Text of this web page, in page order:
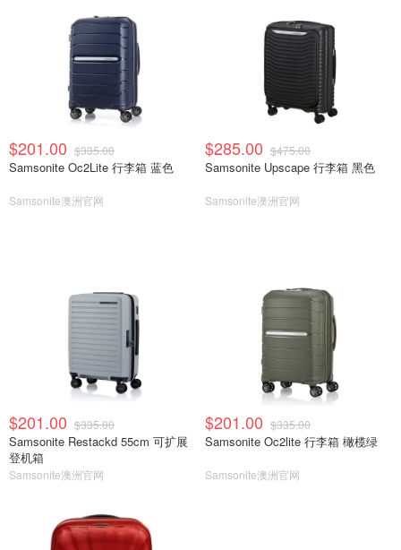
$201.00 $335.00
Samsonite Oc2Lite 行李箱 蓝色
Samsonite澳洲官网
$285.00 $475.00
Samsonite Upscape 行李箱 黑色
Samsonite澳洲官网
$201.00 $335.00
Samsonite Restackd 55cm 可扩展
登机箱
Samsonite澳洲官网
$201.00 $335.00
Samsonite Oc2lite 行李箱 橄榄绿
Samsonite澳洲官网